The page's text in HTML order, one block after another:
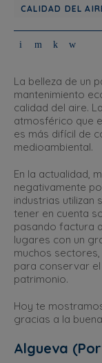
CALIDAD DEL
La belleza de un
mantenimiento
calidad del aire.
atmosférico que
es más difícil de
medioambiental.
En la actualidad,
negativamente
industrias utilizan
tener en cuenta
pasando factura
lugares con un
muchos
para conservar
patrimonio.
Hoy te
gracias a la
Algueva